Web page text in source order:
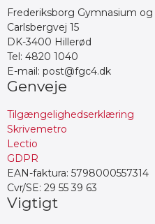
Frederiksborg Gymnasium og
Carlsbergvej 15
DK-3400 Hillerød
Tel: 4820 1040
E-mail: post@fgc4.dk
Genveje
Tilgængelighedserklæring
Skrivemetro
Lectio
GDPR
EAN-faktura: 5798000557314
Cvr/SE: 29 55 39 63
Vigtigt